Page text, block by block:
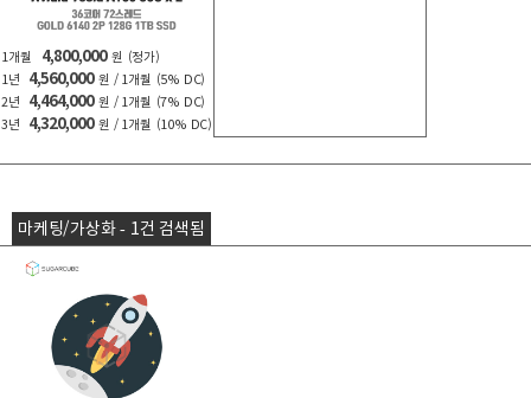
1개월 4,800,000 원
(정가)
1년
4,560,000 원 / 1개월
(5% DC)
2년
4,464,000 원 / 1개월
(7% DC)
3년
4,320,000 원 / 1개월 (10% DC)
마케팅/가상화 - 1건 검색됨